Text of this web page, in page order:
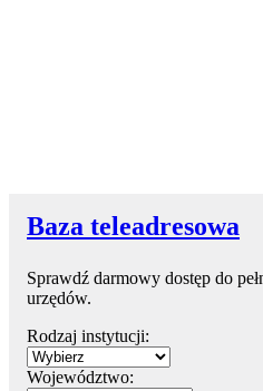
Baza teleadresowa
Sprawdź darmowy dostęp do
urzędów.
Rodzaj instytucji:
Województwo: